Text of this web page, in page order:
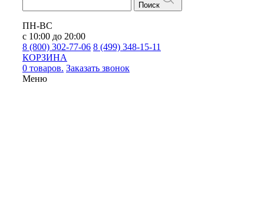
Поиск
ПН-ВС
с 10:00 до 20:00
8 (800) 302-77-06 8 (499) 348-15-11
КОРЗИНА
0 товаров. Заказать звонок
Меню